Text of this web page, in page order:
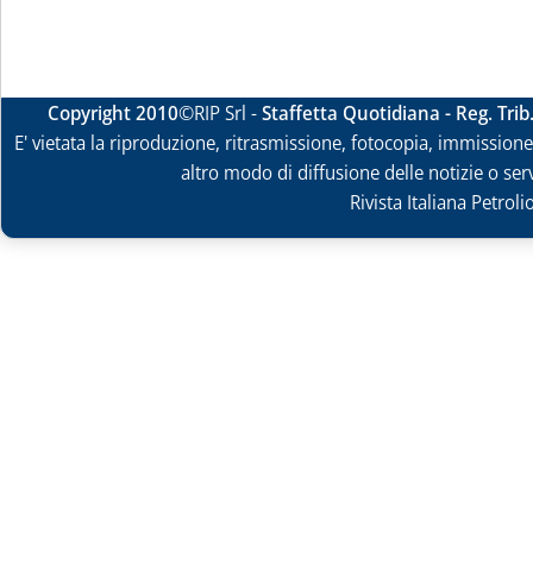
Copyright 2010©RIP Srl -Staffetta Quotidiana - Reg.
E' vietata la riproduzione, ritrasmissione, fotocopia,
altro modo di diffusione delle notizie o
Rivista Italiana